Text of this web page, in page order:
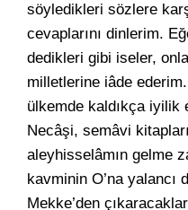
söyledikleri sözlere
cevaplarını dinlerim.
dedikleri gibi iseler,
milletlerine iâde
ülkemde kaldıkça iyilik
Necâşi, semâvi
aleyhisselâmın gelme
kavminin O’na yalancı
Mekke’den